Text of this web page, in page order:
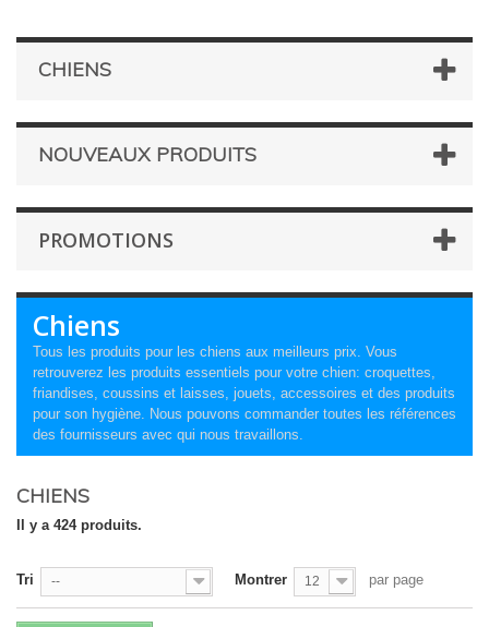
CHIENS
NOUVEAUX PRODUITS
PROMOTIONS
Chiens
Tous les produits pour les chiens aux meilleurs prix. Vous
retrouverez les produits essentiels pour votre chien: croquettes,
friandises, coussins et laisses, jouets, accessoires et des produits
pour son hygiène. Nous pouvons commander toutes les références
des fournisseurs avec qui nous travaillons.
CHIENS
Il y a 424 produits.
Tri -- Montrer 12 par page